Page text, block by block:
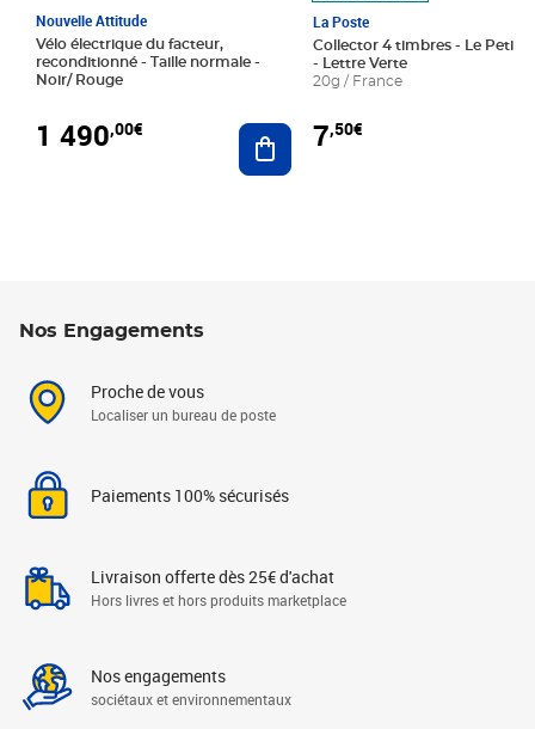
Nouvelle Attitude
Vélo électrique du facteur,
reconditionné - Taille normale -
Noir/ Rouge
1 490,00€ Ajouter au panier
La Poste
Collector 4 timbres - Le Petit
- Lettre Verte
20g / France
7,50€
Nos Engagements
Proche de vous
Localiser un bureau de poste
Paiements 100% sécurisés
Livraison offerte dès 25€ d'achat
Hors livres et hors produits marketplace
Nos engagements
sociétaux et environnementaux